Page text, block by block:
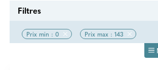
Filtres
Prix min : 0 Prix max : 143